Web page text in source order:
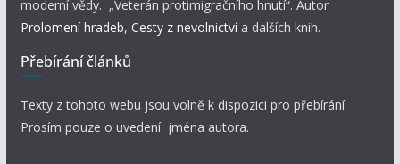
moderní vědy. „Veterán protimigračního hnutí“. Autor
Prolomení hradeb, Cesty z nevolnictví a dalších knih.
Přebírání článků
Texty z tohoto webu jsou volně k dispozici pro přebírání.
Prosím pouze o uvedení jména autora.